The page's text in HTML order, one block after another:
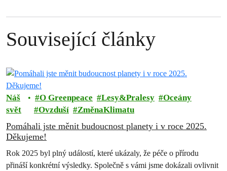
Související články
Náš
svět
O Greenpeace Lesy&Pralesy
Oceány
Ovzduší
ZměnaKlimatu
Pomáhali jste měnit budoucnost planety i v roce 2025.
Děkujeme!
Rok 2025 byl plný událostí, které ukázaly, že péče o přírodu
přináší konkrétní výsledky. Společně s vámi jsme dokázali ovlivnit